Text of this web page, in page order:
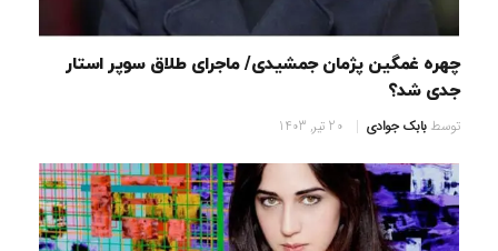
چهره غمگین پژمان جمشیدی/ ماجرای طلاق سوپر استار
جدی شد؟
توسطبابک جوادی 20 تیر, 1403